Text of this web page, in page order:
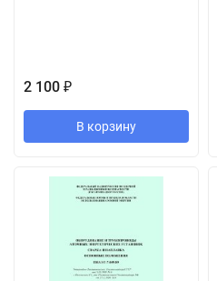
2 100 ₽
В корзину